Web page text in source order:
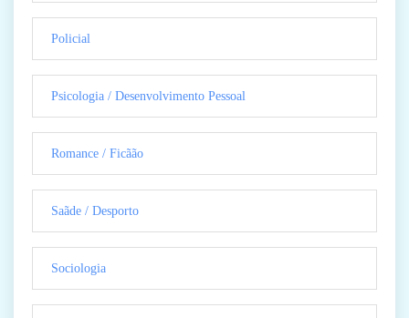
Policial
Psicologia / Desenvolvimento Pessoal
Romance / Ficãão
Saãde / Desporto
Sociologia